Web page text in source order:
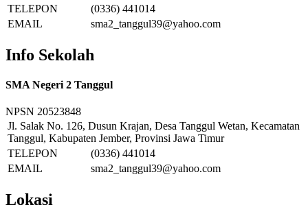
TELEPON
(0336) 441014
EMAIL
sma2_tanggul39@yahoo.com
Info Sekolah
SMA Negeri 2 Tanggul
NPSN 20523848
Jl. Salak No. 126, Dusun Krajan, Desa Tanggul Wetan, Kecamatan
Tanggul, Kabupaten Jember, Provinsi Jawa Timur
TELEPON
(0336) 441014
EMAIL
sma2_tanggul39@yahoo.com
Lokasi